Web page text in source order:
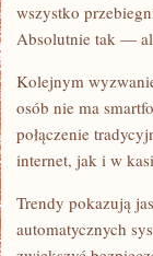
wszystko
Absolutnie tak —
Kolejnym
osób nie ma
połączenie
internet, jak i w
Trendy pokazują
automatycznych